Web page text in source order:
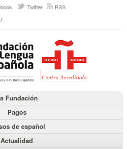
Twitter
RSS
Fundación
Pagos
de español
Actualidad